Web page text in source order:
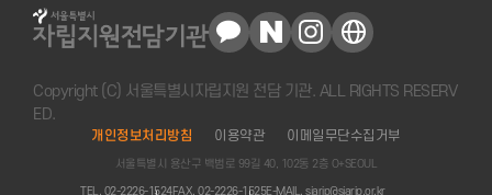
Copyright (C) 서울특별시자립지원 전담 기관. ALL RIGHTS RESERV
ED.
개인정보처리방침 이용약관 이메일무단수집거부
서울특별시 용산구 백범로 99길 40, 102동 2층 O+SEOUL
TEL. 02-2226-1524FAX. 02-2226-1525E-MAIL. sjarip@sjarip.or.kr